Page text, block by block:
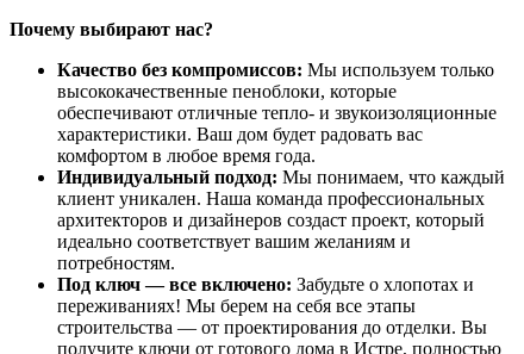
Почему выбирают нас?
Качество без компромиссов: Мы используем только
высококачественные пеноблоки, которые
обеспечивают отличные тепло- и звукоизоляционные
характеристики. Ваш дом будет радовать вас
комфортом в любое время года.
Индивидуальный подход: Мы понимаем, что каждый
клиент уникален. Наша команда профессиональных
архитекторов и дизайнеров создаст проект, который
идеально соответствует вашим желаниям и
потребностям.
Под ключ — все включено: Забудьте о хлопотах и
переживаниях! Мы берем на себя все этапы
строительства — от проектирования до отделки. Вы
получите ключи от готового дома в Истре, полностью